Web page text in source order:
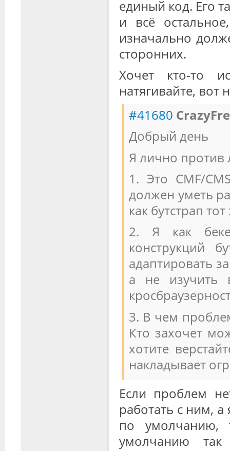
единый код. Его
и всё
изначально
сторонних.
Хочет кто-то
натягивайте, вот
#41680
Добрый день
Я лично против
1. Это CMF/
должен уметь
как бутстрап
2. Я как
конструкций
адаптировать
а не изучить
3. В чем
Кто захочет
хотите
накладывает
Если проблем
работать с ним, а
по умолчанию,
умолчанию